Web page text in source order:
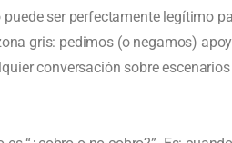
ser perfectamente legítimo
gris: pedimos (o negamos)
conversación sobre